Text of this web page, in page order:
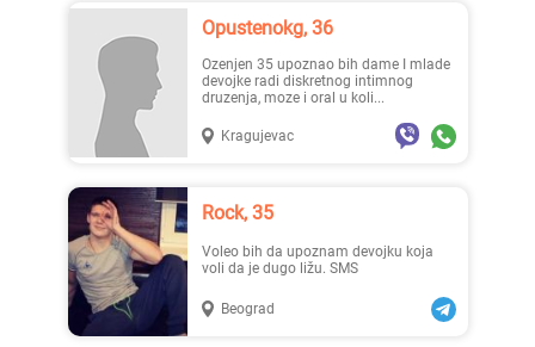
Opustenokg, 36
ozenjen 35 upoznao bih dame I mlade
devojke radi diskretnog intimnog
druzenja, moze i oral u koli...
Kragujevac
Rock, 35
Voleo bih da upoznam devojku koja
voli da je dugo ližu. SMS
Beograd